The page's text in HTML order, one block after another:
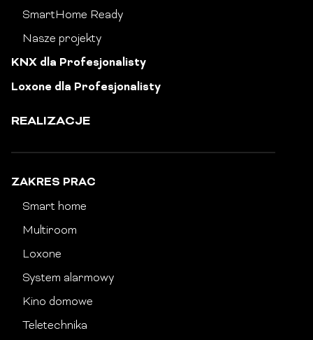
SmartHome Ready
Nasze projekty
KNX dla Profesjonalisty
Loxone dla Profesjonalisty
REALIZACJE
ZAKRES PRAC
Smart home
Multiroom
Loxone
System alarmowy
Kino domowe
Teletechnika